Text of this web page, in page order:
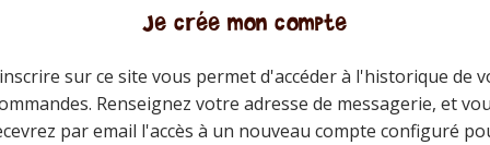
Je crée mon compte
sur ce site vous permet d'accéder à l'historique de
Renseignez votre adresse de messagerie, et
par email l'accès à un nouveau compte configuré